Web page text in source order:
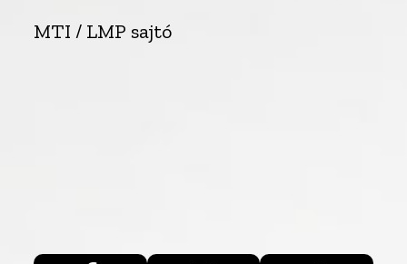
MTI / LMP sajtó